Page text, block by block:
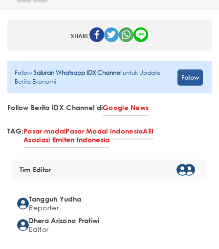
SHARE
FollowSaluran Whatsapp IDX Channeluntuk Update
Berita Ekonomi
Follow
Follow Berita IDX Channel diGoogle News
TAG:Pasar modalPasar Modal IndonesiaAEI
Asosiasi Emiten Indonesia
Tim Editor
Tangguh Yudha
Reporter
Dhera Arizona Pratiwi
Editor